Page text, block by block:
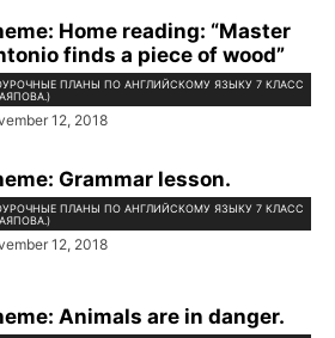
Home reading: “Master
finds a piece of wood”
ПЛАНЫ ПО АНГЛИЙСКОМУ ЯЗЫКУ 7 КЛАСС
12, 2018
Grammar lesson.
ПЛАНЫ ПО АНГЛИЙСКОМУ ЯЗЫКУ 7 КЛАСС
12, 2018
Animals are in danger.